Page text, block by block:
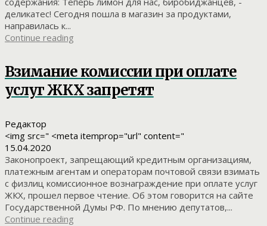
деликатес! Сегодня пошла в магазин за продуктами,
направилась к...
Continue reading
Взимание комиссии при оплате
услуг ЖКХ запретят
Редактор
<img src=" <meta itemprop="url" content="
15.04.2020
Законопроект, запрещающий кредитным организациям,
платежным агентам и операторам почтовой связи взимать
с физлиц комиссионное вознаграждение при оплате услуг
ЖКХ, прошел первое чтение. Об этом говорится на сайте
Государственной Думы РФ. По мнению депутатов,...
Continue reading